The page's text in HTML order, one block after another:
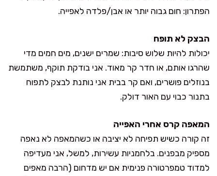
הפתרון: חום גבוה יותר או אבן/פלדה לאפייה.
הבצק לא תופח
יכולות להיות שלוש סיבות: שמרים ישנים, מים חמים מדי
שהרגו אותם, או חדר קר מאוד. אני בודקת תוקף, משתמשת
בנוזלים פושרים, ואם קר בבית אני נותנת לבצק לתפוח
בתנור כבוי עם האור דולק.
המאפה קרס אחרי האפייה
זה קורה כשיש תפיחה לא יציבה או כשהמאפה לא נאפה
מספיק מבפנים. בלחמניות עשירות, למשל, אני מעדיפה
למדוד טמפרטורה פנימית אם יש מדחום (הרבה מאפים